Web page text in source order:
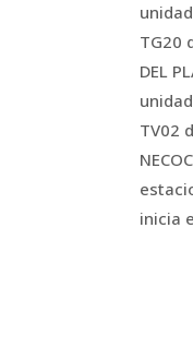
TG20
DEL
TV02
inicia